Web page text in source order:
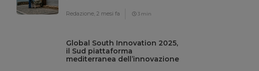
Redazione,2 mesi fa 3 min
Global South Innovation 2025,
il Sud piattaforma
mediterranea dell’innovazione